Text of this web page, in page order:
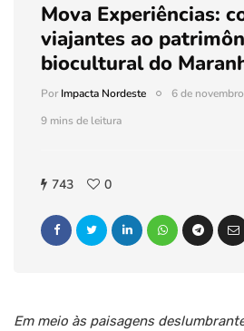
Mova Experiências:
viajantes ao
biocultural do
PorImpacta Nordeste
6 de
9 mins de leitura
743 0
Em meio às paisagens